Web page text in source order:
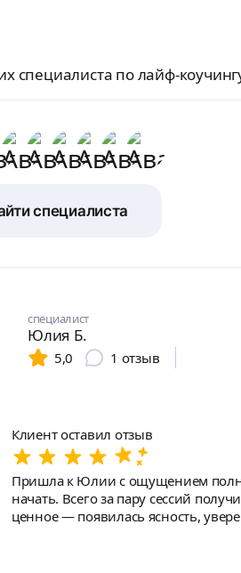
специалиста по лайф-
специалиста
специалист
Юлия Б.
5,0
1 отзыв
Клиент оставил отзыв
Пришла к Юлии с ощущением
начать. Всего за пару сессий
ценное — появилась ясность,